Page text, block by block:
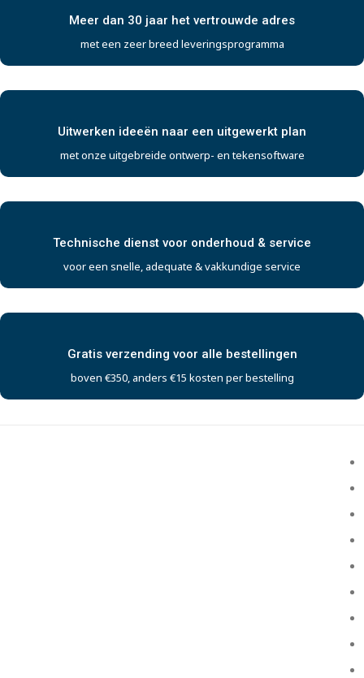
Meer dan 30 jaar het vertrouwde adres
met een zeer breed leveringsprogramma
Uitwerken ideeën naar een uitgewerkt plan
met onze uitgebreide ontwerp- en tekensoftware
Technische dienst voor onderhoud & service
voor een snelle, adequate & vakkundige service
Gratis verzending voor alle bestellingen
boven €350, anders €15 kosten per bestelling